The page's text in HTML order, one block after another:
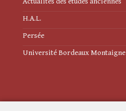
H.A.L.
Persée
Université Bordeaux Montaigne